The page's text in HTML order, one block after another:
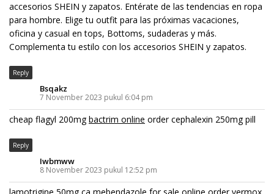
accesorios SHEIN y zapatos. Entérate de las tendencias en ropa
para hombre. Elige tu outfit para las próximas vacaciones,
oficina y casual en tops, Bottoms, sudaderas y más.
Complementa tu estilo con los accesorios SHEIN y zapatos.
Reply
Bsqakz
7 November 2023 pukul 6:04 pm
cheap flagyl 200mgbactrim online order cephalexin 250mg pill
Reply
Iwbmww
8 November 2023 pukul 12:52 pm